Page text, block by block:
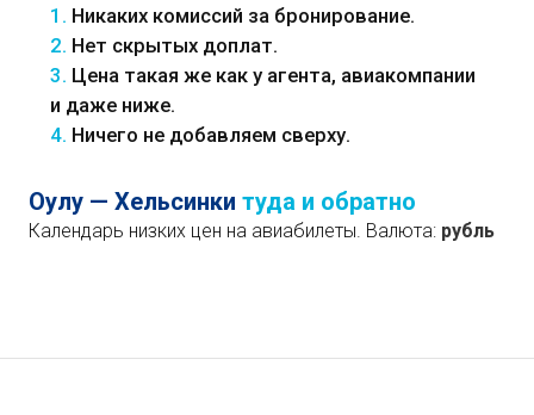
1. Никаких комиссий за бронирование.
2. Нет скрытых доплат.
3. Цена такая же как у агента, авиакомпании
и даже ниже.
4. Ничего не добавляем сверху.
Оулу — Хельсинки туда и обратно
Календарь низких цен на авиабилеты. Валюта: рубль